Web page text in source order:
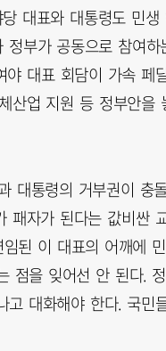
대표와 대통령도 민
부가 공동으로 참여
대표 회담이 가속
산업 지원 등 정부안
대통령의 거부권이
패자가 된다는 값비싼
된 이 대표의 어깨에
점을 잊어선 안 된다.
대화해야 한다. 국